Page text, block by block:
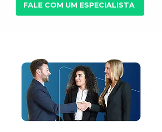
FALE COM UM ESPECIALISTA